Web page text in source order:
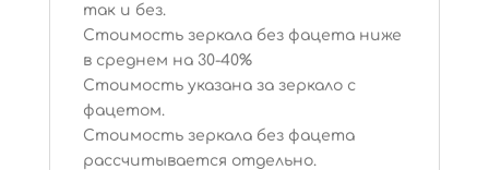
так и без.
Стоимость зеркала без фацета ниже
в среднем на 30-40%
Стоимость указана за зеркало с
фацетом.
Стоимость зеркала без фацета
рассчитывается отдельно.